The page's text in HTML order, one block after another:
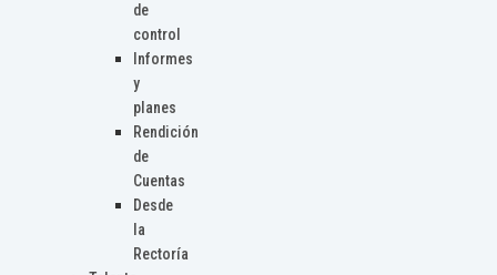
de
control
Informes
y
planes
Rendición
de
Cuentas
Desde
la
Rectoría